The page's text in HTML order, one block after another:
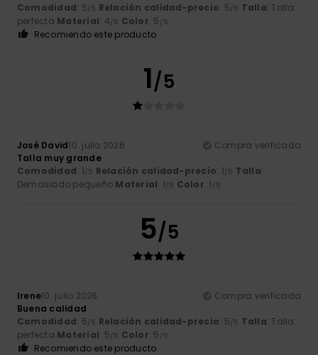
Comodidad: 5 /5 Relación calidad-precio: 5 /5 Talla: Talla
perfecta Material: 4 /5 Color: 5 /5
Recomiendo este producto
1/5
José David10. julio 2026
Compra verificada
Talla muy grande
Comodidad: 1 /5 Relación calidad-precio: 1 /5 Talla:
Demasiado pequeño Material: 1 /5 Color: 1 /5
5/5
Irene10. julio 2026
Compra verificada
Buena calidad
Comodidad: 5 /5 Relación calidad-precio: 5 /5 Talla: Talla
perfecta Material: 5 /5 Color: 5 /5
Recomiendo este producto